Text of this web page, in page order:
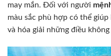
may mắn. Đối với người
màu sắc phù hợp có thể
và hóa giải những điều không